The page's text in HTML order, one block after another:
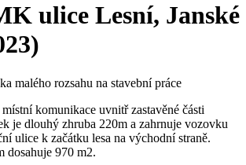
ulice Lesní, Janské
malého rozsahu na stavební práce
komunikace uvnitř zastavěné části
je dlouhý zhruba 220m a zahrnuje vozovku
ulice k začátku lesa na východní straně.
dosahuje 970 m2.